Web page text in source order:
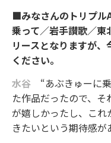
■みなさんのトリプル
乗って／岩手讃歌／東
リースとなりますが
ください。
水谷 “あぶきゅーに
た作品だったので、そ
が嬉しかったし、これ
きたいという期待感